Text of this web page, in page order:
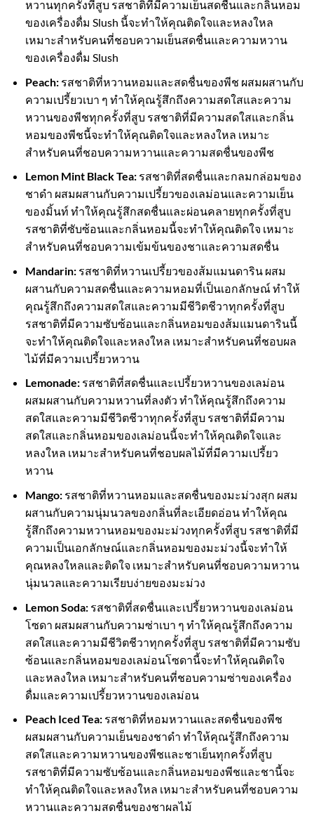
หวานทุกครั้งที่สูบ รสชาติที่มีความเย็นสดชื่นและกลิ่นหอม
ของเครื่องดื่ม Slush นี้จะทำให้คุณติดใจและหลงใหล
เหมาะสำหรับคนที่ชอบความเย็นสดชื่นและความหวาน
ของเครื่องดื่ม Slush
Peach:รสชาติที่หวานหอมและสดชื่นของพีช ผสมผสานกับ
ความเปรี้ยวเบา ๆ ทำให้คุณรู้สึกถึงความสดใสและความ
หวานของพีชทุกครั้งที่สูบ รสชาติที่มีความสดใสและกลิ่น
หอมของพีชนี้จะทำให้คุณติดใจและหลงใหล เหมาะ
สำหรับคนที่ชอบความหวานและความสดชื่นของพีช
Lemon Mint Black Tea:รสชาติที่สดชื่นและกลมกล่อมของ
ชาดำ ผสมผสานกับความเปรี้ยวของเลม่อนและความเย็น
ของมิ้นท์ ทำให้คุณรู้สึกสดชื่นและผ่อนคลายทุกครั้งที่สูบ
รสชาติที่ซับซ้อนและกลิ่นหอมนี้จะทำให้คุณติดใจ เหมาะ
สำหรับคนที่ชอบความเข้มข้นของชาและความสดชื่น
Mandarin:รสชาติที่หวานเปรี้ยวของส้มแมนดาริน ผสม
ผสานกับความสดชื่นและความหอมที่เป็นเอกลักษณ์ ทำให้
คุณรู้สึกถึงความสดใสและความมีชีวิตชีวาทุกครั้งที่สูบ
รสชาติที่มีความซับซ้อนและกลิ่นหอมของส้มแมนดารินนี้
จะทำให้คุณติดใจและหลงใหล เหมาะสำหรับคนที่ชอบผล
ไม้ที่มีความเปรี้ยวหวาน
Lemonade:รสชาติที่สดชื่นและเปรี้ยวหวานของเลม่อน
ผสมผสานกับความหวานที่ลงตัว ทำให้คุณรู้สึกถึงความ
สดใสและความมีชีวิตชีวาทุกครั้งที่สูบ รสชาติที่มีความ
สดใสและกลิ่นหอมของเลม่อนนี้จะทำให้คุณติดใจและ
หลงใหล เหมาะสำหรับคนที่ชอบผลไม้ที่มีความเปรี้ยว
หวาน
Mango:รสชาติที่หวานหอมและสดชื่นของมะม่วงสุก ผสม
ผสานกับความนุ่มนวลของกลิ่นที่ละเอียดอ่อน ทำให้คุณ
รู้สึกถึงความหวานหอมของมะม่วงทุกครั้งที่สูบ รสชาติที่มี
ความเป็นเอกลักษณ์และกลิ่นหอมของมะม่วงนี้จะทำให้
คุณหลงใหลและติดใจ เหมาะสำหรับคนที่ชอบความหวาน
นุ่มนวลและความเรียบง่ายของมะม่วง
Lemon Soda:รสชาติที่สดชื่นและเปรี้ยวหวานของเลม่อน
โซดา ผสมผสานกับความซ่าเบา ๆ ทำให้คุณรู้สึกถึงความ
สดใสและความมีชีวิตชีวาทุกครั้งที่สูบ รสชาติที่มีความซับ
ซ้อนและกลิ่นหอมของเลม่อนโซดานี้จะทำให้คุณติดใจ
และหลงใหล เหมาะสำหรับคนที่ชอบความซ่าของเครื่อง
ดื่มและความเปรี้ยวหวานของเลม่อน
Peach Iced Tea:รสชาติที่หอมหวานและสดชื่นของพีช
ผสมผสานกับความเย็นของชาดำ ทำให้คุณรู้สึกถึงความ
สดใสและความหวานของพีชและชาเย็นทุกครั้งที่สูบ
รสชาติที่มีความซับซ้อนและกลิ่นหอมของพีชและชานี้จะ
ทำให้คุณติดใจและหลงใหล เหมาะสำหรับคนที่ชอบความ
หวานและความสดชื่นของชาผลไม้